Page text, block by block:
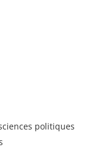
politiques